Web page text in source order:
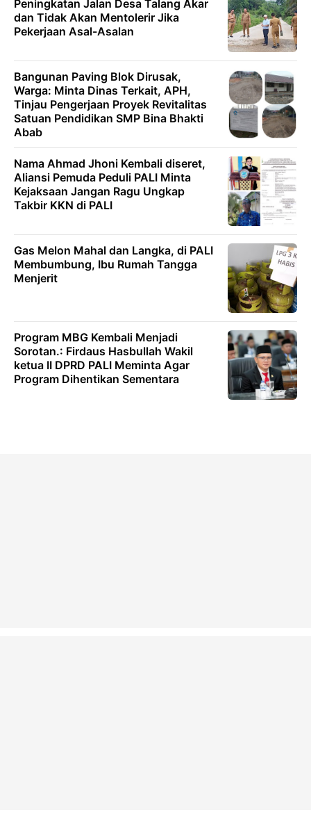
Peningkatan Jalan Desa Talang Akar
dan Tidak Akan Mentolerir Jika
Pekerjaan Asal-Asalan
Bangunan Paving Blok Dirusak,
Warga: Minta Dinas Terkait, APH,
Tinjau Pengerjaan Proyek Revitalitas
Satuan Pendidikan SMP Bina Bhakti
Abab
Nama Ahmad Jhoni Kembali diseret,
Aliansi Pemuda Peduli PALI Minta
Kejaksaan Jangan Ragu Ungkap
Takbir KKN di PALI
Gas Melon Mahal dan Langka, di PALI
Membumbung, Ibu Rumah Tangga
Menjerit
Program MBG Kembali Menjadi
Sorotan.: Firdaus Hasbullah Wakil
ketua II DPRD PALI Meminta Agar
Program Dihentikan Sementara